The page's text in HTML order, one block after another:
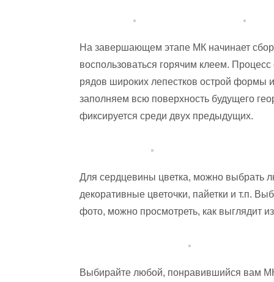
На завершающем этапе МК начинает
воспользоваться горячим клеем.
рядов широких лепестков острой формы
заполняем всю поверхность будущего
фиксируется среди двух предыдущих.
Для сердцевины цветка, можно выбрать
декоративные цветочки, пайетки и т.п.
фото, можно просмотреть, как выглядит
Выбирайте любой, понравившийся вам